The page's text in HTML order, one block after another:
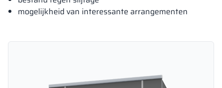
mogelijkheid van interessante arrangementen